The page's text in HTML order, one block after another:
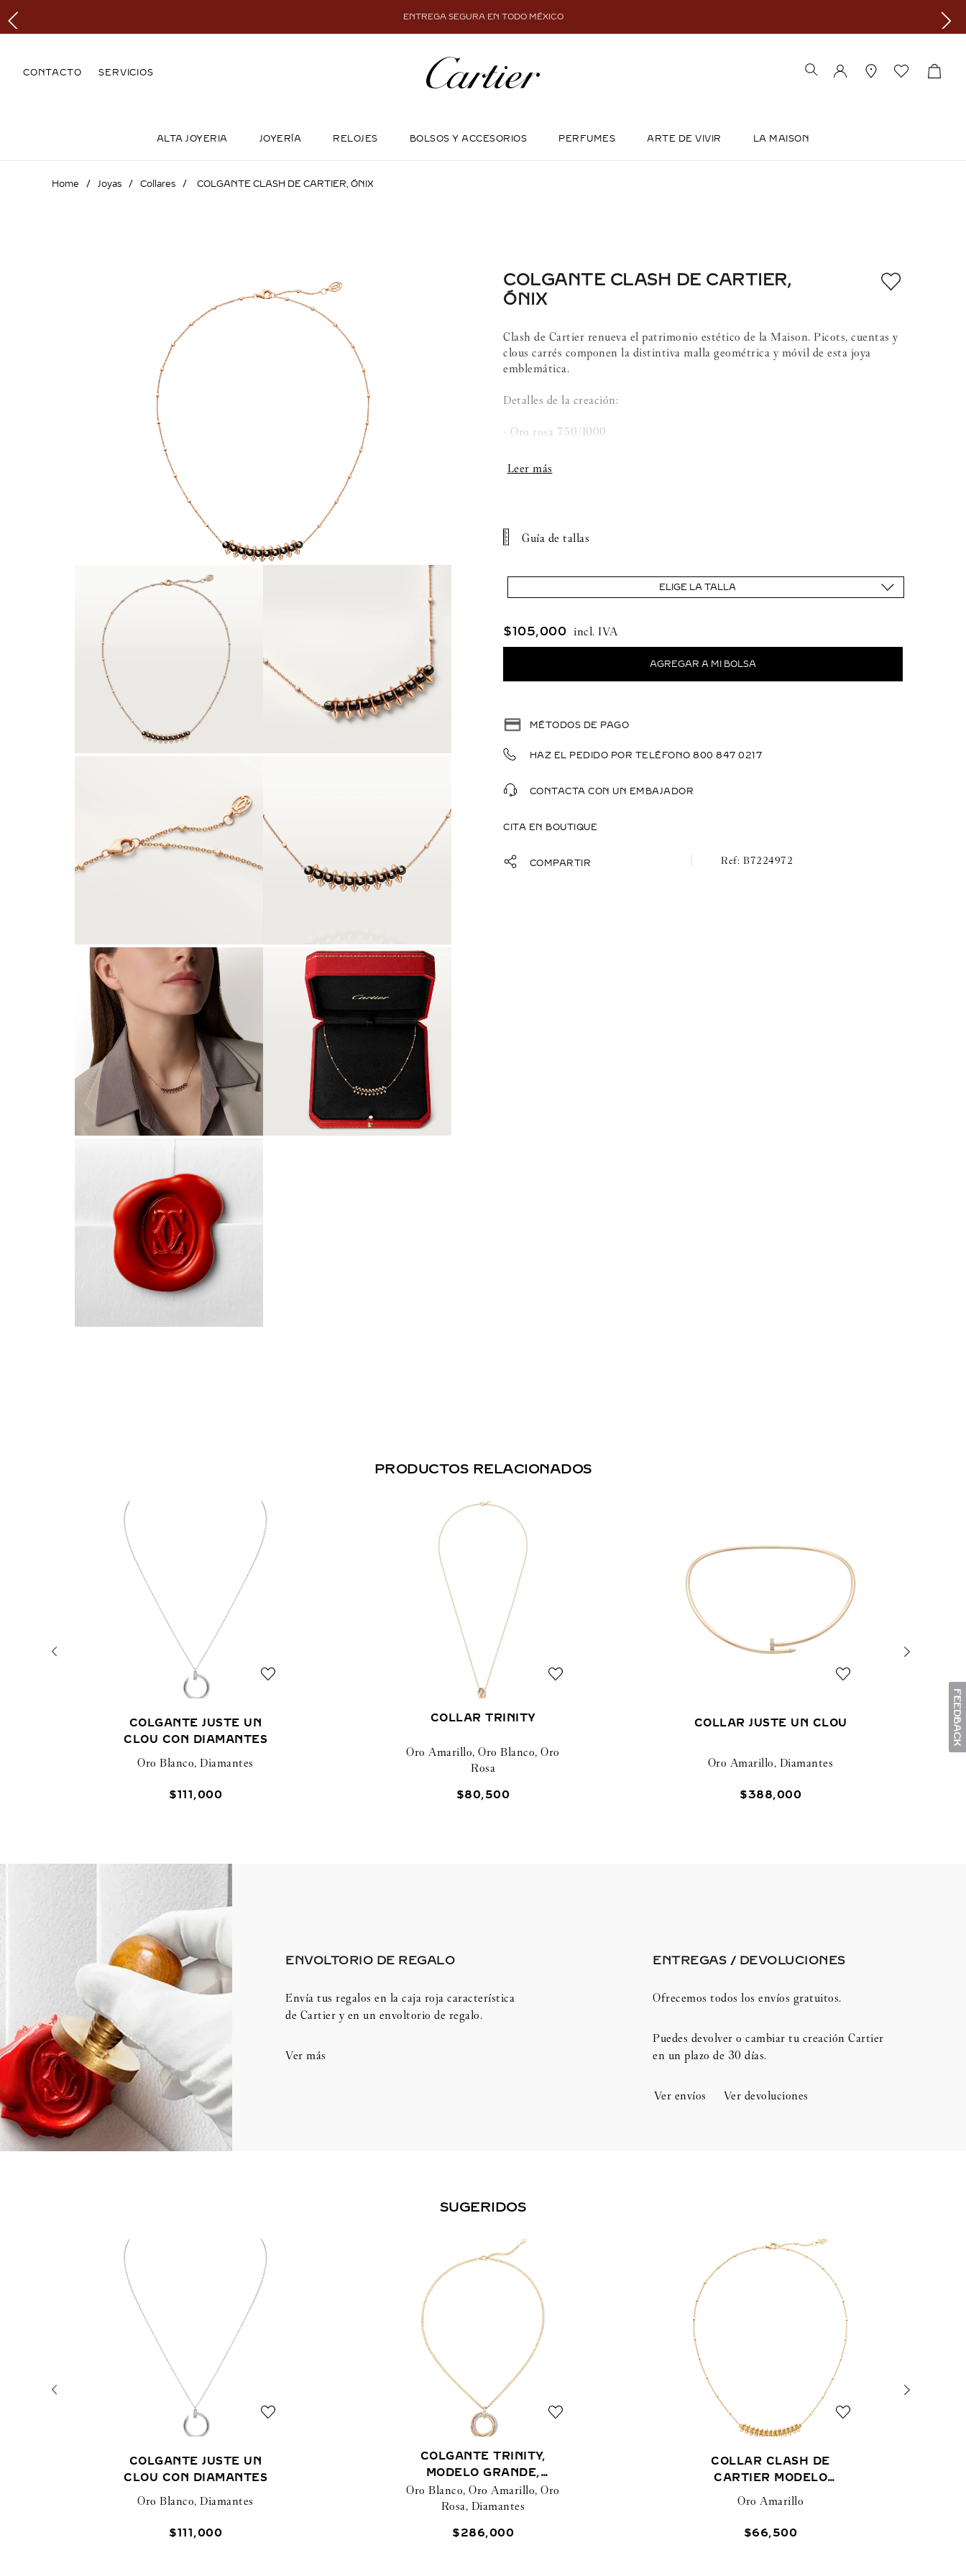
ENTREGA SEGURA EN TODO MÉXICO
CONTACTO SERVICIOS
ALTA JOYERIA JOYERÍA RELOJES BOLSOS Y ACCESORIOS PERFUMES ARTE DE VIVIR LA MAISON
Joyas Collares COLGANTE CLASH DE CARTIER, ÓNIX
COLGANTE CLASH DE CARTIER,
ÓNIX
Clash de Cartier renueva el patrimonio estético de la Maison. Picots, cuentas y
clous carrés componen la distintiva malla geométrica y móvil de esta joya
emblemática.
Detalles de la creación:
- Oro rosa 750/1000
- Ónix
- Largo del motivo: 39,2mm
Guía de tallas
ELIGE LA TALLA
$105,000
MÉTODOS DE PAGO
HAZ EL PEDIDO POR TELÉFONO 800 847 0217
CONTACTA CON UN EMBAJADOR
CITA EN BOUTIQUE
COMPARTIR B7224972
PRODUCTOS RELACIONADOS
COLGANTE JUSTE UN
CLOU CON DIAMANTES
Oro Blanco, Diamantes
$111 ,000
COLLAR TRINITY
Oro Amarillo, Oro Blanco, Oro
Rosa
$80,500
COLLAR JUSTE UN CLOU
Oro Amarillo, Diamantes
$388,000
ENVOLTORIO DE REGALO
Envía tus regalos en la caja roja característica
de Cartier y en un envoltorio de regalo.
Ver más
ENTREGAS / DEVOLUCIONES​
Ofrecemos todos los envíos gratuitos.
Puedes devolver o cambiar tu creación Cartier
en un plazo de 30 días.​
Ver envíos Ver devoluciones
SUGERIDOS
COLGANTE JUSTE UN
CLOU CON DIAMANTES
Oro Blanco, Diamantes
$111 ,000
COLGANTE TRINITY,
MODELO GRANDE,
SEMIPAVÉ
Oro Blanco, Oro Amarillo, Oro
Rosa, Diamantes
$286,000
COLLAR CLASH DE
CARTIER MODELO
PEQUEÑO
Oro Amarillo
$66,500